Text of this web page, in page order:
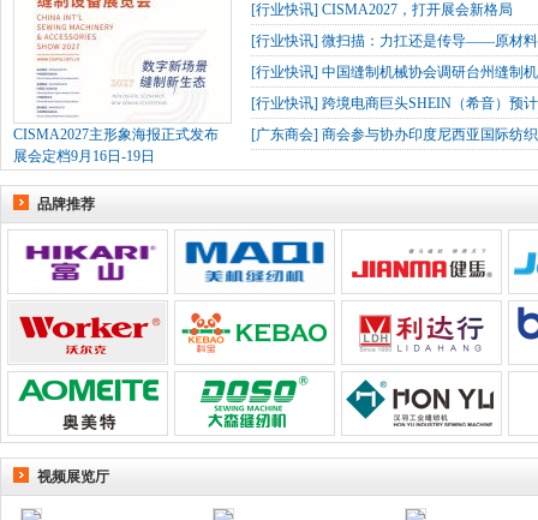
CISMA2027主形象海报正式发布
展会定档9月16日-19日
[行业快讯] CISMA2027，打开展会新格局
[行业快讯] 微扫描：力扛还是传导——原材
[行业快讯] 中国缝制机械协会调研台州缝制
[行业快讯] 跨境电商巨头SHEIN（希音）预
[广东商会] 商会参与协办印度尼西亚国际纺
品牌推荐
视频展览厅